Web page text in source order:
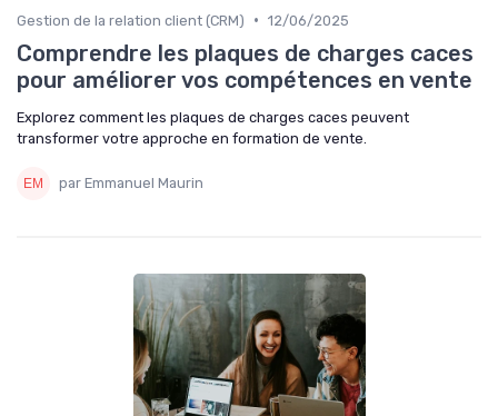
Gestion de la relation client (CRM) • 12/06/2025
Comprendre les plaques de charges caces
pour améliorer vos compétences en vente
Explorez comment les plaques de charges caces peuvent
transformer votre approche en formation de vente.
par Emmanuel Maurin